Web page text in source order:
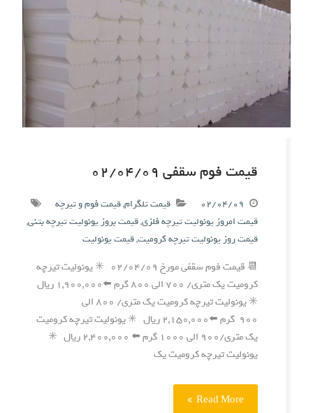
قیمت فوم سقفی ۰۲/۰۴/۰۹
۰۲/۰۴/۰۹ قیمت تلگرام,قیمت فوم و تیرچه
قیمت امروز یونولیت تیرچه فلزی,قیمت بروز یونولیت تیرچه بتنی,
قیمت روز یونولیت تیرچه کرومیت,قیمت یونولیت
📆 قیمت فوم سقفی مورخ ۰۲/۰۴/۰۹ ✳️ یونولیت تیرچه
کرومیت یک متری/ ۷۰۰ الی ۸۰۰ گرم ⬅️۱,۹۰۰,۰۰۰ ریال
✳️ یونولیت تیرچه کرومیت یک متری/ ۸۰۰ الی
۹۰۰ گرم ⬅️۲,۱۵۰,۰۰۰ ریال ✳️ یونولیت تیرچه کرومیت
یک متری/۹۰۰ الی ۱۰۰۰ گرم ⬅️ ۲,۴۰۰,۰۰۰ ریال ✳️
یونولیت تیرچه کرومیت یک
Read More